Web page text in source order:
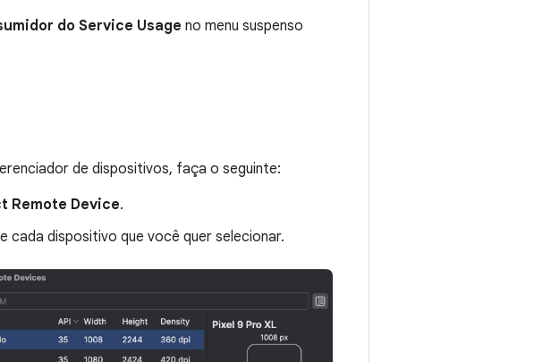
do Service Usage no menu suspenso
de dispositivos, faça o seguinte:
Remote Device.
cada dispositivo que você quer selecionar.